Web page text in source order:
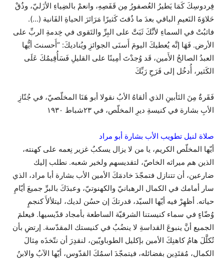
فِردوسِكَ كَمَا يَطيرُ العُصفورُ مِن قَفَصِهِ، وانعمْ بالضِياءِ الأزَليّ، وذُقْ
حَلاوَةَ النَعيمِ الباقي بعدَ ما ذُقتَ كَثيرًا مَرَائرَ الحياةِ الفَانية (…).
فاثبُتْ في السماءِ لأنَّكَ ثَبَتَّ على البِرِّ والتَقوى في خِدمةِ الربِّ على
الأرض. فَهَا إنَّه يُعطيكَ اليومَ أَسنَى الجوائزِ ويُناديكَ: “أَحسنتَ أيُّها
العبدُ الصالحُ الأَمين، قَد وُجدْتَ أمِينًا على القليلِ فَسَأُقِيمُكَ عَلَى
الكَثير، أُدخُل إلى فَرَحِ رَبِّكَ
فَقَرةٌ مِنَ التَأبينِ الذي ألقاهُ الأبُ نقولا أبو هَنَا المخلّصيّ، في جُنّازِ
الأبِ بشارة في كنيسةِ ديرِ المخلّص، في ٢٣شباط ١٩٣٠
صلاة لنيل تطويب الأب بشارة أبو مراد
أيّها المخلّص الكريم، يا من لا يزال يسكبُ غزير نِعمه على كهنته،
الذين هم ميراثه الخاصّ، لتقديسهم ولخير شعبه. نطلب إليك
ضارعين، أن تتنازل فتمجّدَ خادمَكَ الأمين الأب بشارة أبا مراد، الذي
سار أمامك في الكمال الرهبانيّ والكهنوتيّ، وعبدَكَ بالبرِّ جميعَ أيّامِ
حياته. أظهِرْ فيه أيّها السيّد، قدرتكَ إن حسُن لديك، ليتلألأَ كنجمٍ
وُضّاءٍ في سماء كنيستنا الشرقيّة الساطعة بأمجاد قدّيسيها. فيعلمَ
الجميع أنَّ ينبوعَ القداسةِ لا ينضُبُ في كنيستك المقدّسة. إرتضِ بأن
تُكلَّلَ هامُ كاهنِكَ الأمين بإكليل الطوباويّين، لنقدِرَ أن نتّخذَه مِثالَ
الكمال، مُقتَدِين بفضائله، فيتمجّدَ اسمُكَ القدّوس، أيّها الآبُ والابنُ